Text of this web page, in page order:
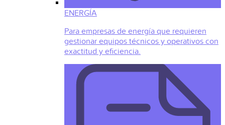
ENERGÍA
Para empresas de energía que requieren
gestionar equipos técnicos y operativos con
exactitud y eficiencia.